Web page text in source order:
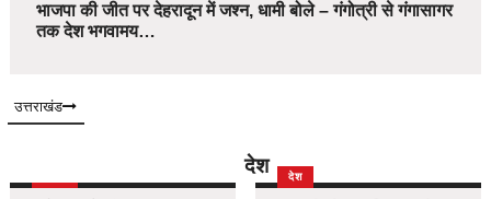
भाजपा की जीत पर देहरादून में जश्न, धामी बोले – गंगोत्री से गंगासागर
तक देश भगवामय…
उत्तराखंड
देश देश